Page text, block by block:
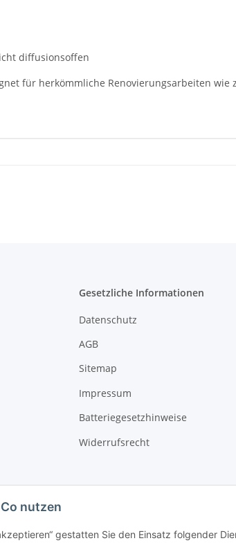
nutzen
gestatten Sie den Einsatz folgender
diffusionsoffen
für herkömmliche Renovierungs­arbeiten wie
Gesetzliche Informationen
Datenschutz
AGB
Sitemap
Impressum
Batteriegesetzhinweise
Widerrufsrecht